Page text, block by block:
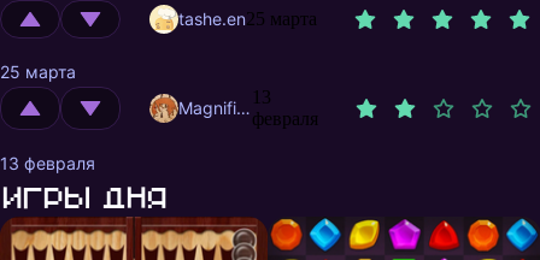
tashe.en25 марта
25 марта
MagnificentMrFox
13
февраля
13 февраля
Игры дня